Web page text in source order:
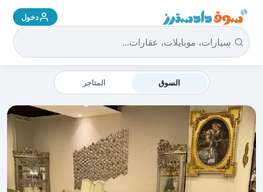
سوق دادسترز الرئيسية دخول
السوق المتاجر